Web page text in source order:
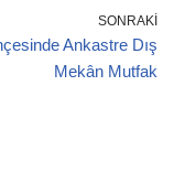
SONRAKI
Ankastre Dış
Mekân Mutfak